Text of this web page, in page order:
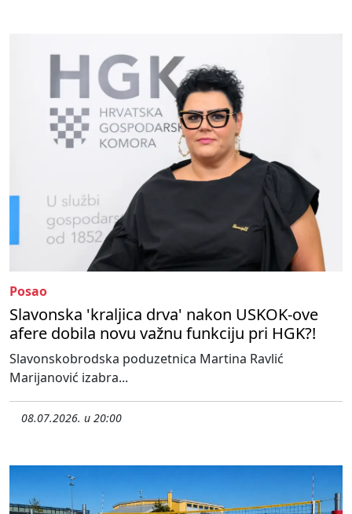
Posao
Slavonska 'kraljica drva' nakon USKOK-ove
afere dobila novu važnu funkciju pri HGK?!
Slavonskobrodska poduzetnica Martina Ravlić
Marijanović izabra...
08.07.2026. u 20:00